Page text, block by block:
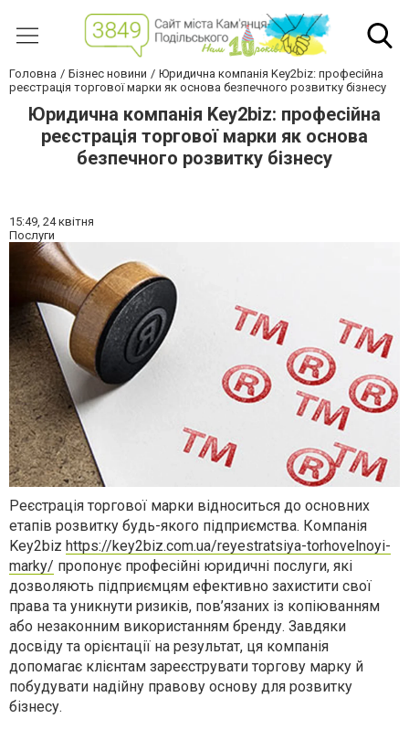
Головна Бізнес новини
Юридична компанія Key2biz: професійна
реєстрація торгової марки як основа безпечного розвитку бізнесу
Юридична компанія Key2biz: професійна
реєстрація торгової марки як основа
безпечного розвитку бізнесу
15:49, 24 квітня
Послуги
Реєстрація торгової марки відноситься до основних
етапів розвитку будь-якого підприємства. Компанія
Key2biz https://key2biz.com.ua/reyestratsiya-torhovelnoyi-
marky/ пропонує професійні юридичні послуги, які
дозволяють підприємцям ефективно захистити свої
права та уникнути ризиків, пов’язаних із копіюванням
або незаконним використанням бренду. Завдяки
досвіду та орієнтації на результат, ця компанія
допомагає клієнтам зареєструвати торгову марку й
побудувати надійну правову основу для розвитку
бізнесу.